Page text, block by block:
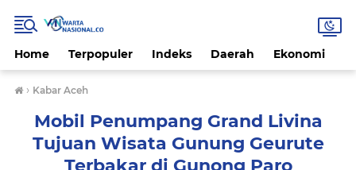
Home Terpopuler Indeks Daerah Ekonomi
› Kabar Aceh
Mobil Penumpang Grand Livina
Tujuan Wisata Gunung Geurute
Terbakar di Gunong Paro